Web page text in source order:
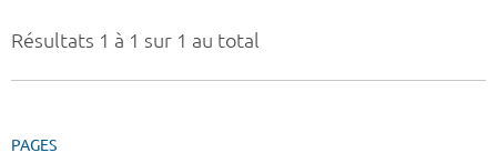
Résultats 1 à 1 sur 1 au total
PAGES